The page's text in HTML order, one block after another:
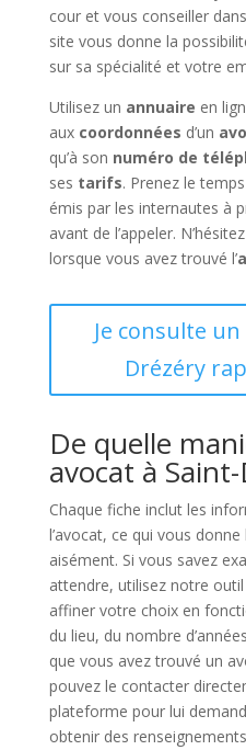
cour et vous conseiller
site vous donne la
sur sa spécialité et votre
Utilisez un annuaire en
aux coordonnées d’un
qu’à son numéro de
ses tarifs. Prenez le
émis par les internautes à
avant de l’appeler.
lorsque vous avez trouvé l’
Je consulte
Drézéry
De quelle
avocat à
Chaque fiche inclut les
l’avocat, ce qui vous
aisément. Si vous savez
attendre, utilisez notre
affiner votre choix en
du lieu, du nombre
que vous avez trouvé un
pouvez le contacter
plateforme pour lui
obtenir des